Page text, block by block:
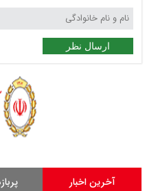
ارسال نظر
آخرین اخبار